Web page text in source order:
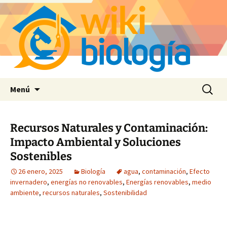
Menú Buscar:
Recursos Naturales y Contaminación:
Impacto Ambiental y Soluciones
Sostenibles
26 enero, 2025 Biología agua, contaminación, Efecto
invernadero, energías no renovables, Energías renovables, medio
ambiente, recursos naturales, Sostenibilidad